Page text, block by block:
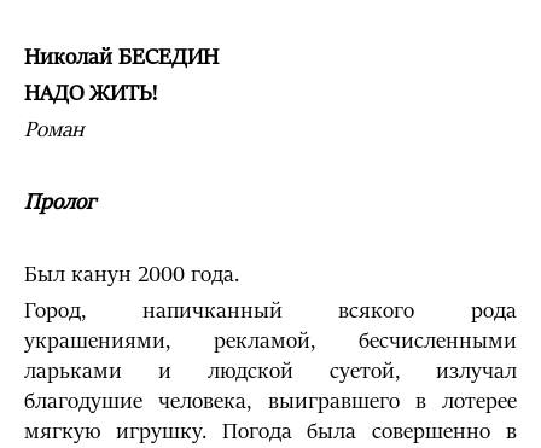
Николай БЕСЕДИН
НАДО ЖИТЬ!
Роман
Пролог
Был канун 2000 года.
Город, напичканный всякого рода
украшениями, рекламой, бесчисленными
ларьками и людской суетой, излучал
благодушие человека, выигравшего в лотерее
мягкую игрушку. Погода была совершенно в